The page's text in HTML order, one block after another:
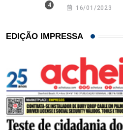
16/01/2023
EDIÇÃO IMPRESSA